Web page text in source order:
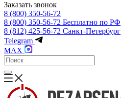
Заказать звонок
8 (800) 350-56-72
8 (800) 350-56-72 Бесплатно по РФ
8 (812) 425-56-72 Санкт-Петербург
Telegram
MAX